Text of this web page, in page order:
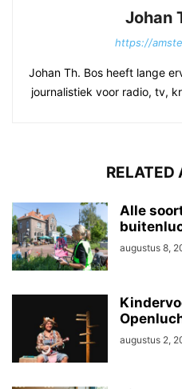
Johan
https://
Johan Th. Bos heeft lange
journalistiek voor radio, tv,
RELATED
Alle
augustus 8,
augustus 2,